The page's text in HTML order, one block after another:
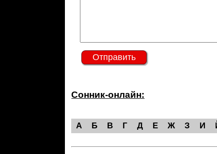
Сонник-онлайн:
А Б В Г Д Е Ж З И